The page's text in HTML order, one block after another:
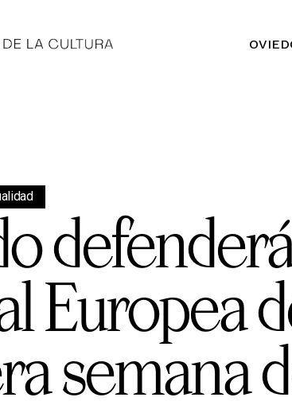
Europea
semana